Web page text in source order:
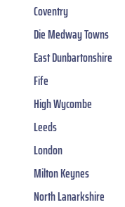
Coventry
Die Medway Towns
East Dunbartonshire
Fife
High Wycombe
Leeds
London
Milton Keynes
North Lanarkshire